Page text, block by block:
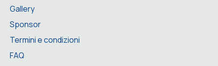
Gallery
Sponsor
Termini e condizioni
FAQ